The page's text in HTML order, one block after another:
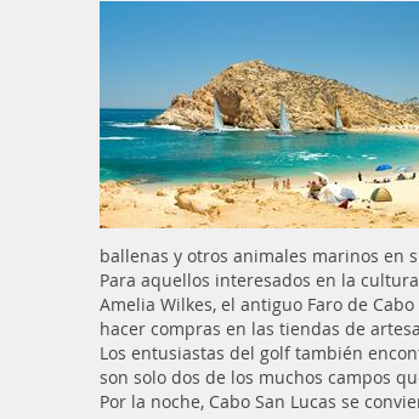
ballenas y otros animales marinos en
Para aquellos interesados en la
Amelia Wilkes, el antiguo Faro de
hacer compras en las tiendas de
Los entusiastas del golf también
son solo dos de los muchos campos
Por la noche, Cabo San Lucas se